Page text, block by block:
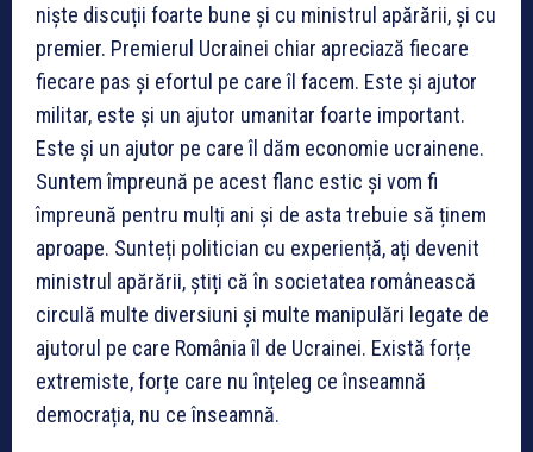
niște discuții foarte bune și cu ministrul apărării, și cu
premier. Premierul Ucrainei chiar apreciază fiecare
fiecare pas și efortul pe care îl facem. Este și ajutor
militar, este și un ajutor umanitar foarte important.
Este și un ajutor pe care îl dăm economie ucrainene.
Suntem împreună pe acest flanc estic și vom fi
împreună pentru mulți ani și de asta trebuie să ținem
aproape. Sunteți politician cu experiență, ați devenit
ministrul apărării, știți că în societatea românească
circulă multe diversiuni și multe manipulări legate de
ajutorul pe care România îl de Ucrainei. Există forțe
extremiste, forțe care nu înțeleg ce înseamnă
democrația, nu ce înseamnă.